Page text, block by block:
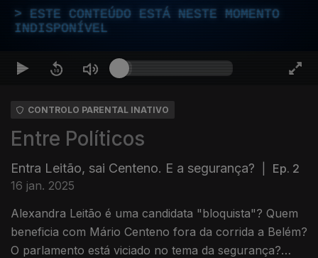
ESTE CONTEÚDO ESTÁ NESTE MOMENTO
INDISPONÍVEL
CONTROLO PARENTAL INATIVO
Entre Políticos
Entra Leitão, sai Centeno. E a segurança?
Ep. 2
16 jan. 2025
Alexandra Leitão é uma candidata "bloquista"? Quem
beneficia com Mário Centeno fora da corrida a Belém?
O parlamento está viciado no tema da segurança?